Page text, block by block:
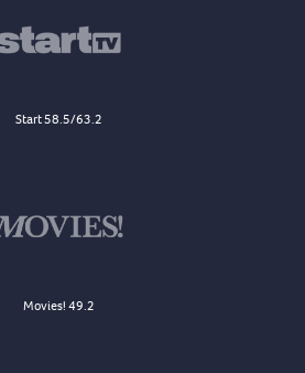
Start 58.5/63.2
Movies! 49.2